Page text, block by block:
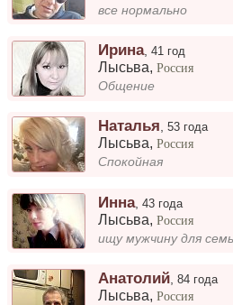
все нормально
Ирина,41 год
Лысьва,Россия
Общение
Наталья,53 года
Лысьва,Россия
Спокойная
Инна,43 года
Лысьва,Россия
ищу мужчину для
Анатолий ,84 года
Лысьва,Россия